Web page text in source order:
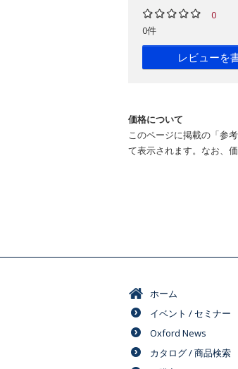
0
0件
レビューを
価格について
このページに掲載の「参
て表示されます。なお、
ホーム
イベント / セミナー
Oxford News
カタログ / 商品検索